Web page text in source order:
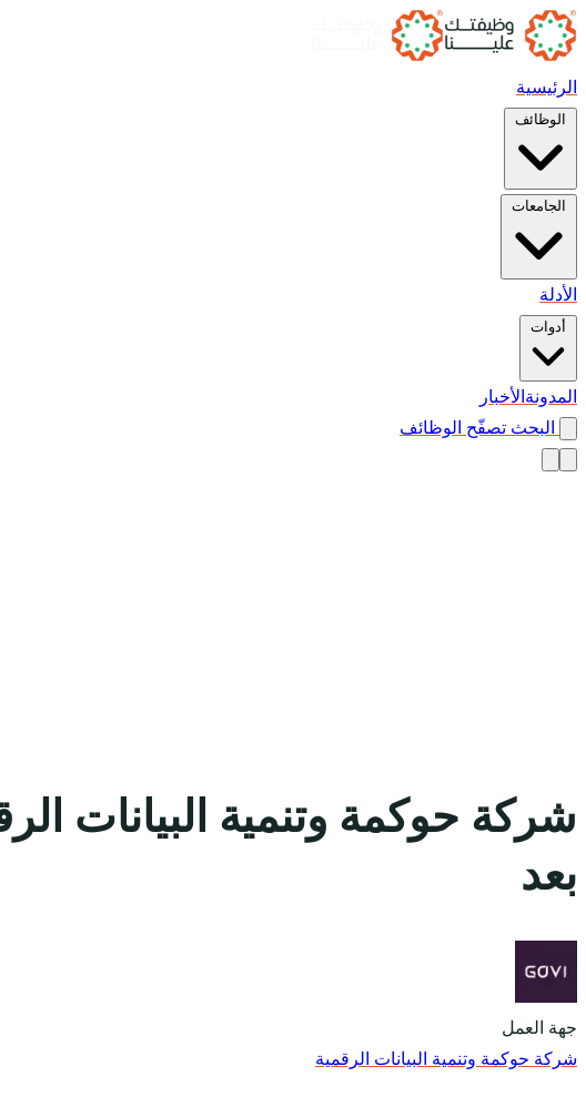
الرئيسية
الوظائف
الجامعات
الأدلة
أدوات
المدونة الأخبار
البحث تصفّح الوظائف
شركة حوكمة وتنمية البيانات
بعد
جهة العمل
شركة حوكمة وتنمية البيانات الرقمية